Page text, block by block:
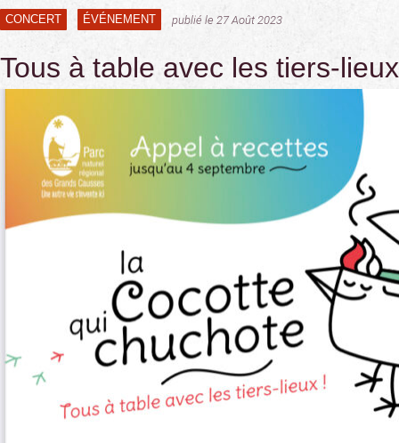
CONCERT ÉVÉNEMENT publié le 27 Août 2023
Tous à table avec les tiers-